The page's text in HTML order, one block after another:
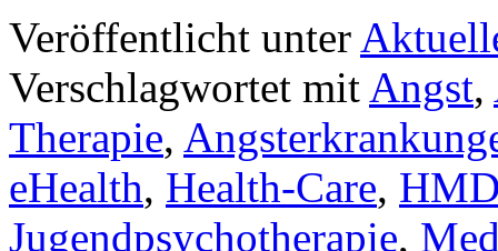
Veröffentlicht unter
Verschlagwortet mit Angst,
Therapie,
eHealth, Health-Care,
Jugendpsychotherapie,